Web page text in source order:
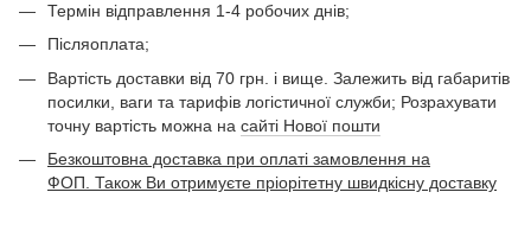
Термін відправлення 1-4 робочих днів;
Післяоплата;
Вартість доставки від 70 грн. і вище. Залежить від габаритів
посилки, ваги та тарифів логістичної служби; Розрахувати
точну вартість можна на сайті Нової пошти
Безкоштовна доставка при оплаті замовлення на
ФОП. Також Ви отримуєте пріорітетну швидкісну доставку